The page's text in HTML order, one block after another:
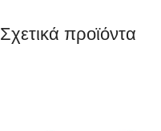
Σχετικά προϊόντα